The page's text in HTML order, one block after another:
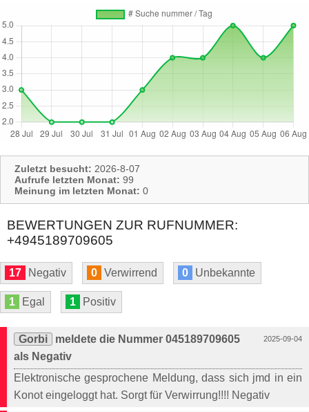
Zuletzt besucht: 2026-8-07
Aufrufe letzten Monat: 99
Meinung im letzten Monat: 0
BEWERTUNGEN ZUR RUFNUMMER:
+4945189709605
17 Negativ 0 Verwirrend 0 Unbekannte
1 Egal 1 Positiv
2025-09-04
Gorbi
meldete die Nummer 045189709605
als Negativ
Elektronische gesprochene Meldung, dass sich jmd in ein
Konot eingeloggt hat. Sorgt für Verwirrung!!!! Negativ